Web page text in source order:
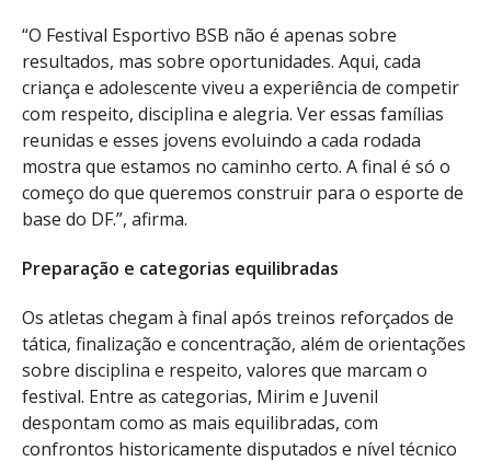
“O Festival Esportivo BSB não é apenas sobre
resultados, mas sobre oportunidades. Aqui, cada
criança e adolescente viveu a experiência de competir
com respeito, disciplina e alegria. Ver essas famílias
reunidas e esses jovens evoluindo a cada rodada
mostra que estamos no caminho certo. A final é só o
começo do que queremos construir para o esporte de
base do DF.”, afirma.
Preparação e categorias equilibradas
Os atletas chegam à final após treinos reforçados de
tática, finalização e concentração, além de orientações
sobre disciplina e respeito, valores que marcam o
festival. Entre as categorias, Mirim e Juvenil
despontam como as mais equilibradas, com
confrontos historicamente disputados e nível técnico